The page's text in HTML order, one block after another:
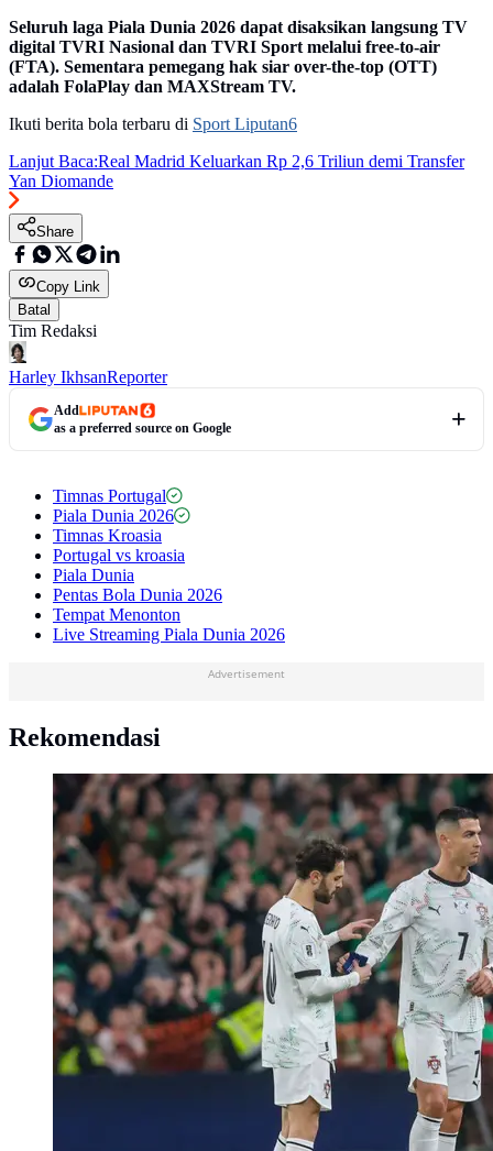
Seluruh laga Piala Dunia 2026 dapat disaksikan langsung TV
digital TVRI Nasional dan TVRI Sport melalui free-to-air
(FTA). Sementara pemegang hak siar over-the-top (OTT)
adalah FolaPlay dan MAXStream TV.
Ikuti berita bola terbaru di Sport Liputan6
Lanjut Baca:Real Madrid Keluarkan Rp 2,6 Triliun demi Transfer
Yan Diomande
Share
Copy Link
Batal
Tim Redaksi
Harley IkhsanReporter
Add
as a preferred source on Google
Timnas Portugal
Piala Dunia 2026
Timnas Kroasia
Portugal vs kroasia
Piala Dunia
Pentas Bola Dunia 2026
Tempat Menonton
Live Streaming Piala Dunia 2026
Advertisement
Rekomendasi